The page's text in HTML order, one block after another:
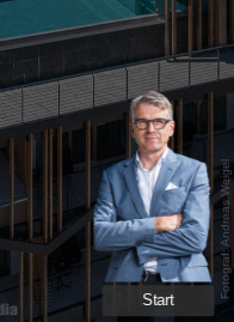
Fotograf: Andreas Weigel
Start